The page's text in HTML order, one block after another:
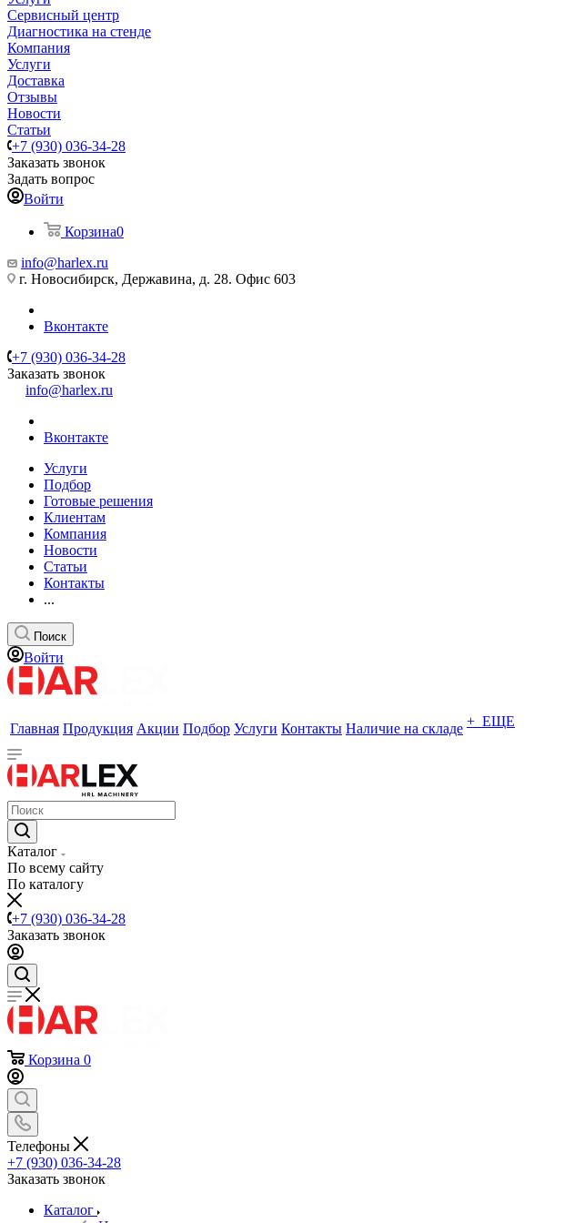
Сервисный центр
Диагностика на стенде
Компания
Услуги
Доставка
Отзывы
Новости
Статьи
+7 (930) 036-34-28
Заказать звонок
Задать вопрос
Войти
Корзина0
info@harlex.ru
г. Новосибирск, Державина, д. 28. Офис 603
Вконтакте
+7 (930) 036-34-28
Заказать звонок
info@harlex.ru
Вконтакте
Услуги
Подбор
Готовые решения
Клиентам
Компания
Новости
Статьи
Контакты
...
Поиск
Войти
Главная Продукция Акции Подбор Услуги Контакты Наличие на складе + ЕЩЕ
Каталог
По всему сайту
По каталогу
+7 (930) 036-34-28
Заказать звонок
Корзина 0
Телефоны
+7 (930) 036-34-28
Заказать звонок
Каталог